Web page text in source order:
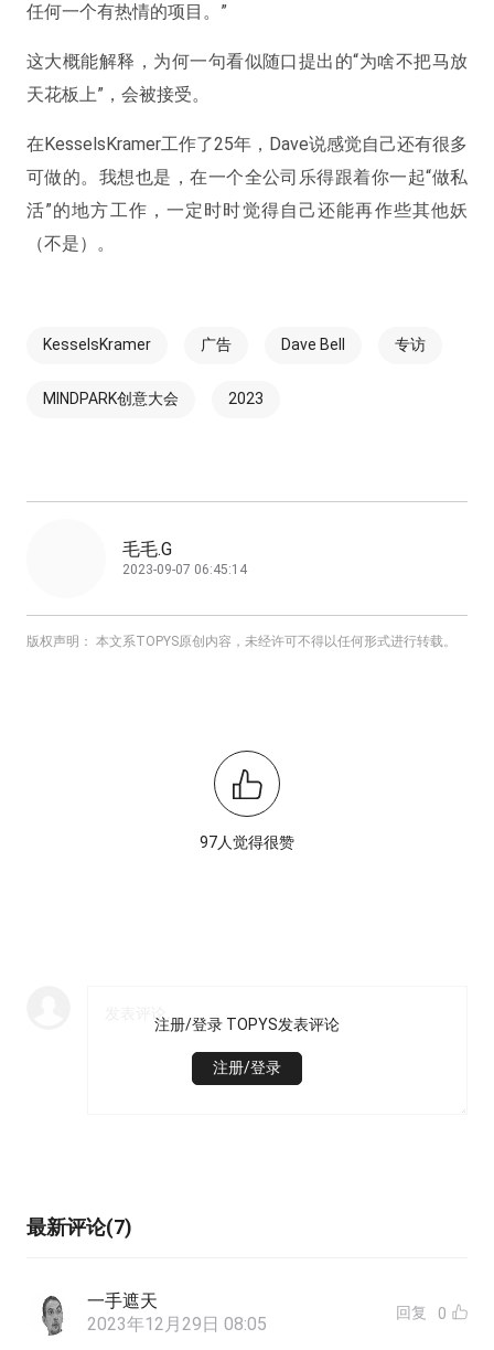
任何一个有热情的项目。”
这大概能解释，为何一句看似随口提出的“为啥不把马放
天花板上”，会被接受。
在KesselsKramer工作了25年，Dave说感觉自己还有很多
可做的。我想也是，在一个全公司乐得跟着你一起“做私
活”的地方工作，一定时时觉得自己还能再作些其他妖
（不是）。
KesselsKramer 广告 Dave Bell 专访
MINDPARK创意大会 2023
毛毛.G
2023-09-07 06:45:14
版权声明： 本文系TOPYS原创内容，未经许可不得以任何形式进行转载。
97人觉得很赞
注册/登录 TOPYS发表评论
注册/登录
最新评论(7)
一手遮天
2023年12月29日 08:05
回复 0